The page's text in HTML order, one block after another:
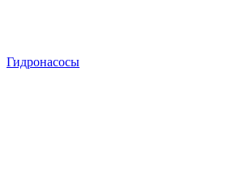
Гидронасосы